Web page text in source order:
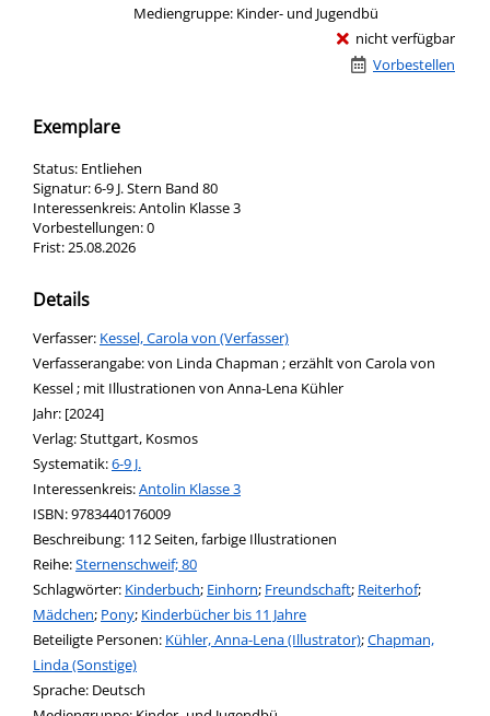
Mediengruppe: Kinder- und Jugendbü
nicht verfügbar
Vorbestellen
Exemplare
Status: Entliehen
Signatur:6-9 J. Stern Band 80
Interessenkreis:Antolin Klasse 3
Vorbestellungen:0
Frist:25.08.2026
Details
Verfasser: Suche nach diesem Verfasser
Kessel, Carola von (Verfasser)
Verfasserangabe:von Linda Chapman ; erzählt von Carola von
Kessel ; mit Illustrationen von Anna-Lena Kühler
Jahr: [2024]
Verlag:Stuttgart, Kosmos
opens in new tab
Diesen Link in neuem Tab öffnen
Systematik:Suche nach dieser Systematik
6-9 J.
Interessenkreis:Suche nach diesem Interessenskreis
Antolin Klasse 3
ISBN:9783440176009
Beschreibung: 112 Seiten, farbige Illustrationen
Reihe:Sternenschweif; 80
Schlagwörter: Kinderbuch; Einhorn; Freundschaft; Reiterhof;
Mädchen; Pony; Kinderbücher bis 11 Jahre
Beteiligte Personen: Suche nach dieser Beteiligten Person
Kühler, Anna-Lena (Illustrator);Chapman,
Linda (Sonstige)
Sprache: Deutsch